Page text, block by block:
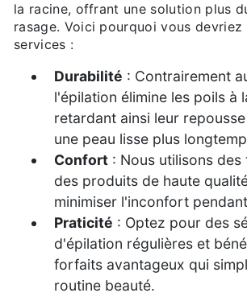
la racine, offrant une solution plus
rasage. Voici pourquoi vous devriez
services :
Durabilité : Contrairement
l'épilation élimine les poils à
retardant ainsi leur
une peau lisse plus
Confort : Nous utilisons
des produits de haute
minimiser l'inconfort
Praticité : Optez pour des
d'épilation régulières et
forfaits avantageux qui
routine beauté.